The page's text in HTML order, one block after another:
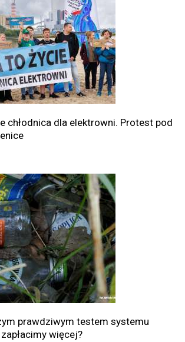
chłodnica dla elektrowni. Protest pod
prawdziwym testem systemu
więcej?